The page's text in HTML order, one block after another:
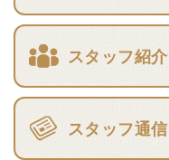
スタッフ紹介
スタッフ通信